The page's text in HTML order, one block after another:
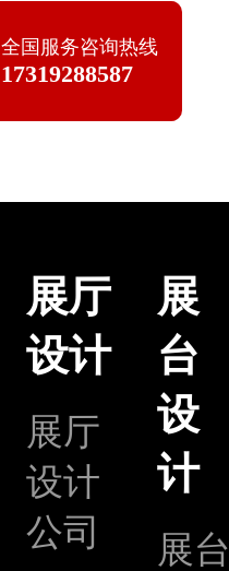
全国服务咨询热线
17319288587
展厅
设计
展厅
设计
公司
展
台
设
计
展台